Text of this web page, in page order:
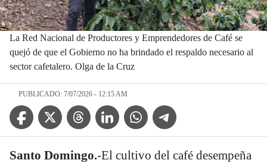
La Red Nacional de Productores y Emprendedores de Café se
quejó de que el Gobierno no ha brindado el respaldo necesario al
sector cafetalero. Olga de la Cruz
PUBLICADO: 7/07/2026 - 12:15 AM
Facebook IconTwitter IconThreads IconLinkedin IconWhatsApp IconTelegram Icon
Santo Domingo.-El cultivo del café desempeña